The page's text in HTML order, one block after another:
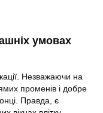
умовах
Незважаючи на
променів і добре
Правда, є